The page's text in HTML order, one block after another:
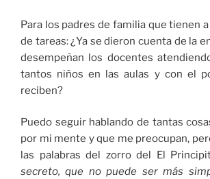
Para los padres de familia que tienen
de tareas: ¿Ya se dieron cuenta de la
desempeñan los docentes
tantos niños en las aulas y con el
reciben?
Puedo seguir hablando de tantas
por mi mente y que me preocupan,
las palabras del zorro del El
secreto, que no puede ser más